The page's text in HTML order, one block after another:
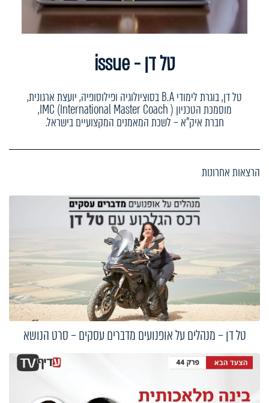
טל דן - issue
טל דן, בוגרת לימודי B.A בסוציולוגיה ופילוסופיה, יועצת ארגונית,
מוסמכת הטכניון IMC (International Master Coach ),
חברת איק"א – לשכת המאמנים המקצועיים בישראל.
הרצאות אחרונות
טל דן – מנהלים על אופנועים מדברים עסקים – סרט הנושא